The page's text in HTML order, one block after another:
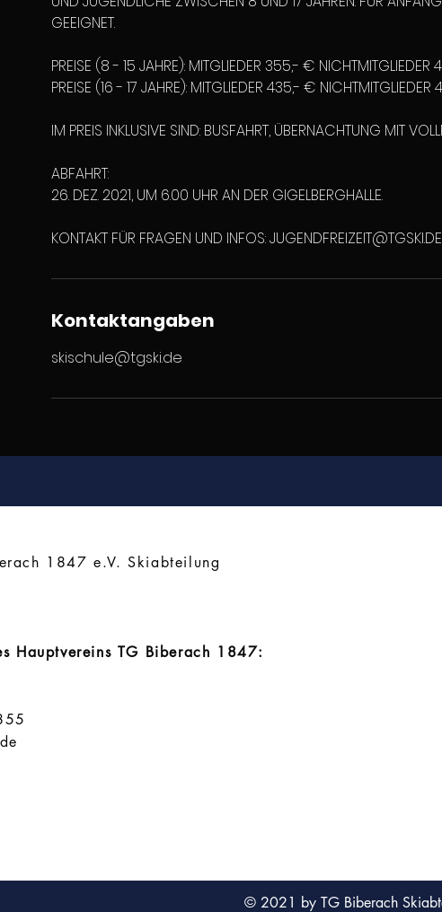
GEEIGNET.
PREISE (8 - 15 JAHRE): MITGLIEDER 355,- €
PREISE (16 - 17 JAHRE): MITGLIEDER 435,- €
IM PREIS INKLUSIVE SIND: BUSFAHRT, ÜBERNACHTUNG MIT
ABFAHRT:
26. DEZ. 2021, UM 6.00 UHR AN DER GIGELBERGHALLE.
KONTAKT FÜR FRAGEN UND INFOS: JUGENDFREIZEIT@TGSKI.DE
Kontaktangaben
skischule@tgski.de
1847 e.V. Skiabteilung
Hauptvereins TG Biberach 1847:
© 2021 by TG Biberach